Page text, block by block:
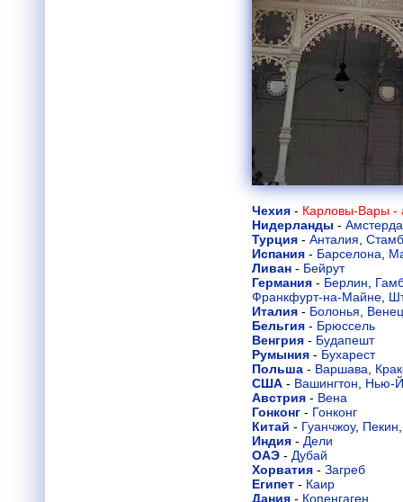
Чехия - Карловы-Вары -
Нидерланды -
Турция - Анталия
Испания - Барселона
Ливан - Бейрут
Германия - Берлин
Франкфурт-на-Майне
Италия - Болонья
Бельгия - Брюссель
Венгрия - Будапешт
Румыния - Бухарест
Польша - Варшава
США - Вашингтон
Нью-
Австрия - Вена
Гонконг - Гонконг
Китай - Гуанчжоу, Пекин
Индия - Дели
ОАЭ - Дубай
Хорватия - Загреб
Египет - Каир
Дания - Копенгаген